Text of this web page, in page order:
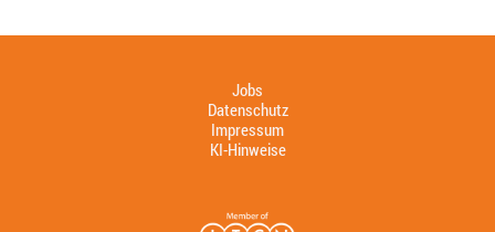
Jobs
Datenschutz
Impressum
KI-Hinweise